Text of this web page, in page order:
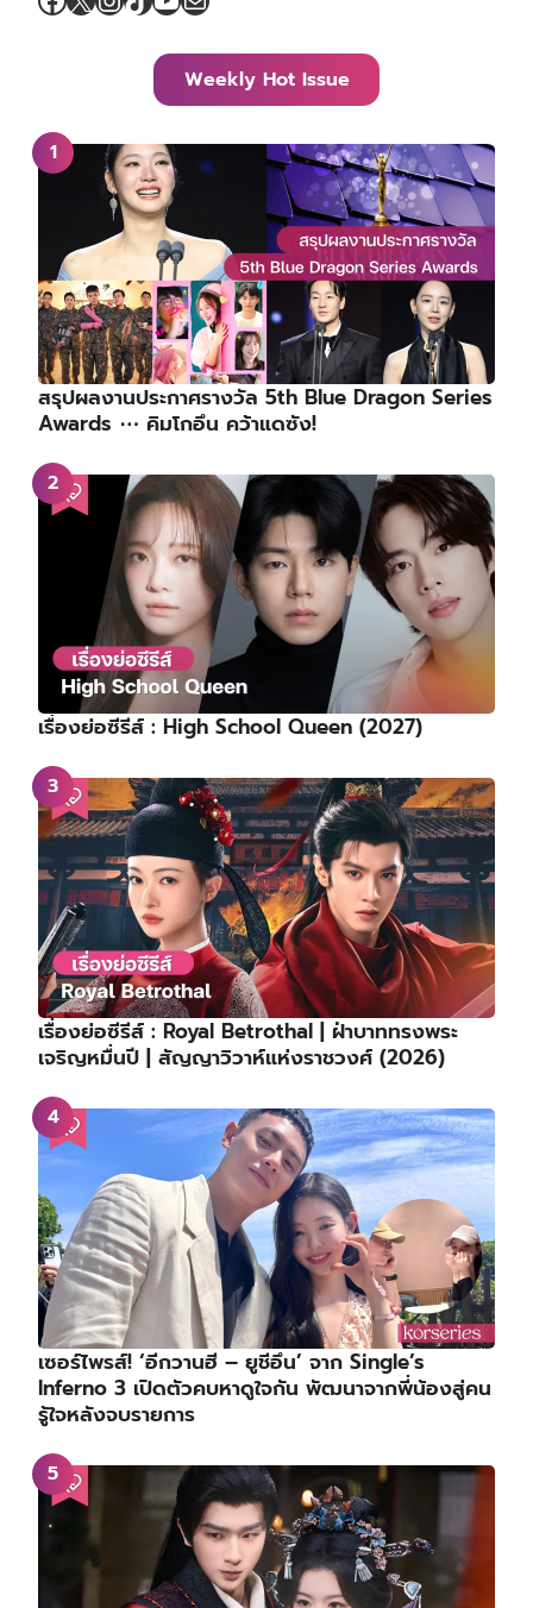
Weekly Hot Issue
สรุปผลงานประกาศรางวัล 5th Blue Dragon Series
Awards ⋯ คิมโกอึน คว้าแดซัง!
เรื่องย่อซีรีส์ : High School Queen (2027)
เรื่องย่อซีรีส์ : Royal Betrothal | ฝ่าบาททรงพระ
เจริญหมื่นปี | สัญญาวิวาห์แห่งราชวงศ์ (2026)
เซอร์ไพรส์! ‘อีกวานฮี – ยูชีอึน’ จาก Single’s
Inferno 3 เปิดตัวคบหาดูใจกัน พัฒนาจากพี่น้องสู่คน
รู้ใจหลังจบรายการ